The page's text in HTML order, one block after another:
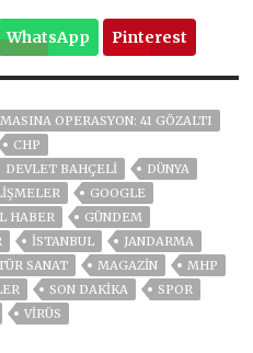
WhatsApp Pinterest
OPERASYON: 41 GÖZALTI
CHP
DEVLET BAHÇELİ
DÜNYA
GOOGLE
HABER
GÜNDEM
ISTANBUL
JANDARMA
SANAT MAGAZİN
MHP
SON DAKIKA
SPOR
VIRÜS